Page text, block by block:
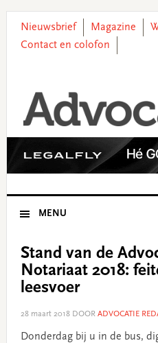
primary
main
primary
footer
Nieuwsbrief Magazine
Contact en colofon
MENU
Stand van de
Notariaat 2018:
leesvoer
28 maart 2018DOOR ADVOCATIE
Donderdag bij u in de bus,